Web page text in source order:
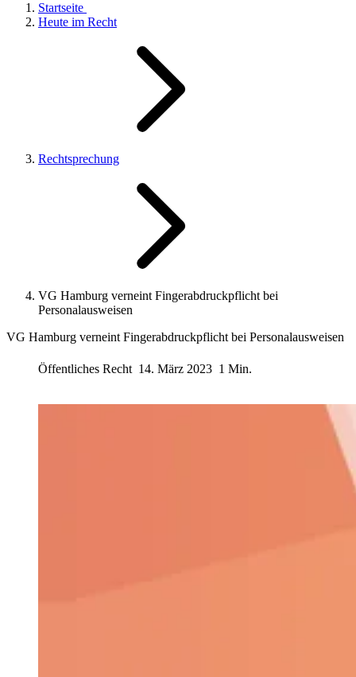
Startseite
Heute im Recht
Rechtsprechung
VG Hamburg verneint Fingerabdruckpflicht bei
Personalausweisen
VG Hamburg verneint Fingerabdruckpflicht bei Personalausweisen
Öffentliches Recht 14. März 2023 1 Min.